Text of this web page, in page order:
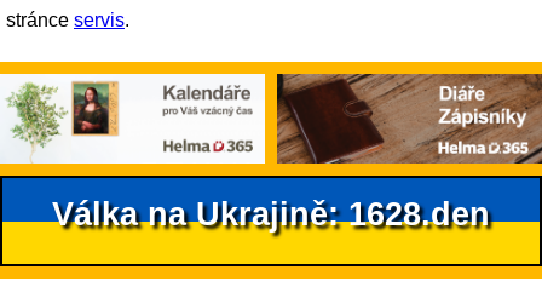
stránce servis.
Válka na Ukrajině: 1628.den